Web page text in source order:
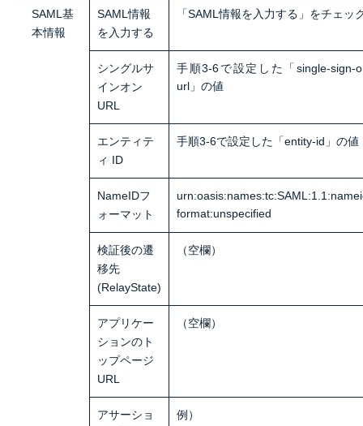
SAML基
本情報
SAML情報
を入力する
「SAML情報を入力する」をチェッ
シングルサ
インオン
URL
手順3-6で設定した「single-sign-
url」の値
エンティテ
ィ ID
手順3-6で設定した「entity-id」の値
NameIDフ
ォーマット
format:unspecified
検証後の遷
移先
(RelayState)
（空欄）
アプリケー
ションのト
ップページ
URL
（空欄）
アサーショ
例）